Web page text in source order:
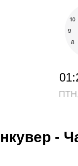
-